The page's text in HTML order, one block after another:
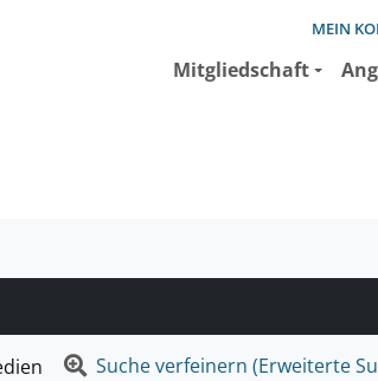
MEIN
Mitgliedschaft
wollen.Suche verfeinern (Erweiterte